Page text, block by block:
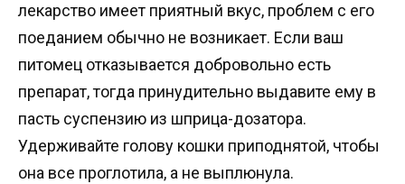
лекарство имеет приятный вкус, проблем с его
поеданием обычно не возникает. Если ваш
питомец отказывается добровольно есть
препарат, тогда принудительно выдавите ему в
пасть суспензию из шприца-дозатора.
Удерживайте голову кошки приподнятой, чтобы
она все проглотила, а не выплюнула.